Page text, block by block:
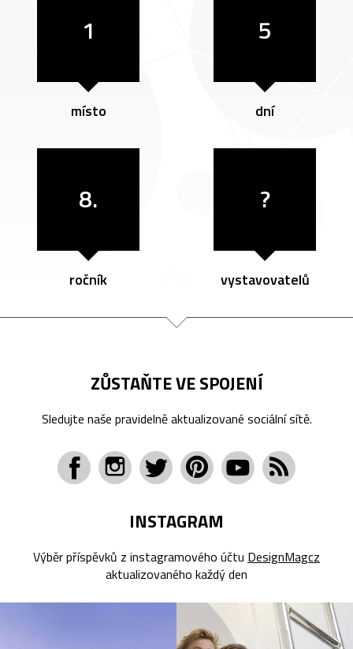
1
místo
5
dní
8.
ročník
?
vystavovatelů
ZŮSTAŇTE VE SPOJENÍ
Sledujte naše pravidelně aktualizované sociální sítě.
INSTAGRAM
Výběr příspěvků z instagramového účtu DesignMagcz
aktualizovaného každý den